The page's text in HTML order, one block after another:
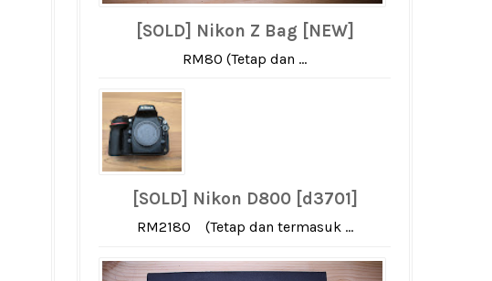
[SOLD] Nikon Z Bag [NEW]
RM80 (Tetap dan ...
[SOLD] Nikon D800 [d3701]
RM2180 (Tetap dan termasuk ...